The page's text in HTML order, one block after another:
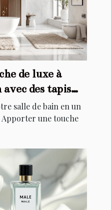
de luxe à
des tapis
salle de bain en un
Apporter une touche